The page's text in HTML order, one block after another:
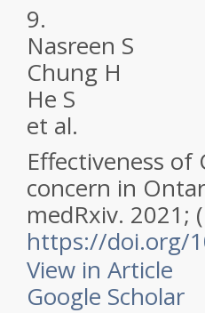
9.
Nasreen S
Chung H
He S
et al.
Effectiveness of
concern in
medRxiv. 2021;
https://doi.org/
View in Article
Google Scholar